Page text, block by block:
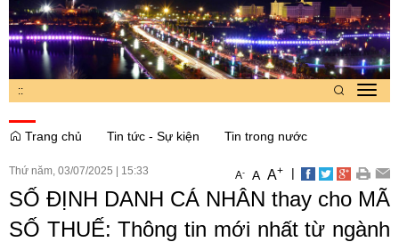
::
Trang chủ
Tin tức - Sự kiện Tin trong nước
Thứ năm, 03/07/2025 15:33 A- A A+ |
SỐ ĐỊNH DANH CÁ NHÂN thay cho MÃ
SỐ THUẾ: Thông tin mới nhất từ ngành